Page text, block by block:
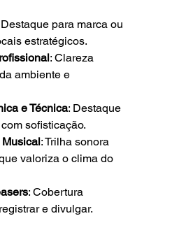
para marca ou
estratégicos.
: Clareza
ambiente e
e Técnica: Destaque
sofisticação.
: Trilha sonora
valoriza o clima do
: Cobertura
e divulgar.